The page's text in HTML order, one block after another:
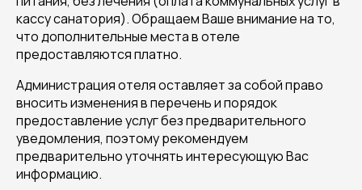
кассу санатория). Обращаем Ваше внимание на то,
что дополнительные места в отеле
предоставляются платно.
Администрация отеля оставляет за собой право
вносить изменения в перечень и порядок
предоставление услуг без предварительного
уведомления, поэтому рекомендуем
предварительно уточнять интересующую Вас
информацию.